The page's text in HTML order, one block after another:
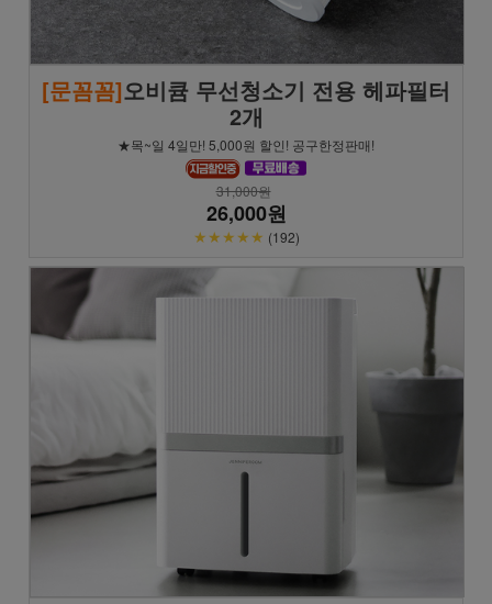
[문꼼꼼]오비큠 무선청소기 전용 헤파필터
2개
★목~일 4일만! 5,000원 할인! 공구한정판매!
31,000원
26,000원
★★★★★ (192)